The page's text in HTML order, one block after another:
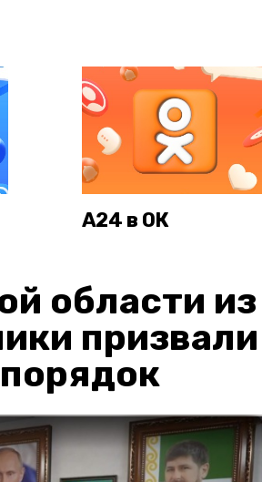
А24 в ОК
области из
призвали